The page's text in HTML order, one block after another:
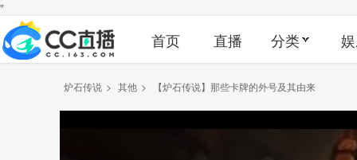
"
首页 直播 分类
炉石传说 > 其他 > 【炉石传说】那些卡牌的外号及其由来